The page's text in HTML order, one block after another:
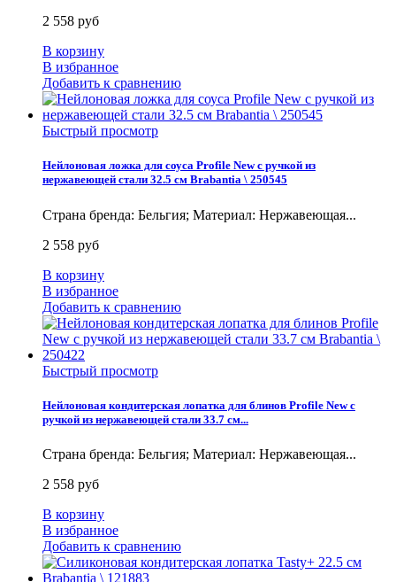
2 558 руб
В корзину
В избранное
Добавить к сравнению
Быстрый просмотр
Нейлоновая ложка для соуса Profile New с ручкой из
нержавеющей стали 32.5 см Brabantia \ 250545
Страна бренда: Бельгия; Материал: Нержавеющая...
2 558 руб
В корзину
В избранное
Добавить к сравнению
Быстрый просмотр
Нейлоновая кондитерская лопатка для блинов Profile New с
ручкой из нержавеющей стали 33.7 см...
Страна бренда: Бельгия; Материал: Нержавеющая...
2 558 руб
В корзину
В избранное
Добавить к сравнению